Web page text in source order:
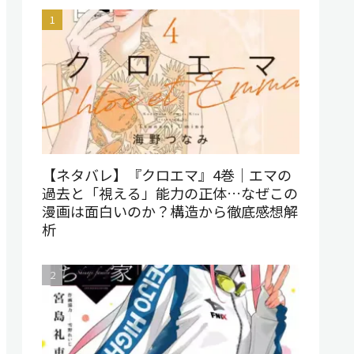
【ネタバレ】『クロエマ』4巻｜エマの
過去と「視える」能力の正体…なぜこの
漫画は面白いのか？構造から徹底感想解
析